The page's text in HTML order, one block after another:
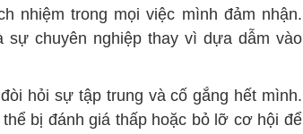
nhiệm trong mọi việc mình đảm nhận.
chuyên nghiệp thay vì dựa dẫm vào
hỏi sự tập trung và cố gắng hết mình.
bị đánh giá thấp hoặc bỏ lỡ cơ hội để